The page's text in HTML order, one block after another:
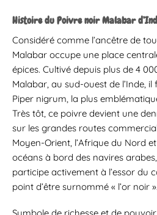
Histoire du Poivre noir Malabar
Considéré comme l’ancêtre de
Malabar occupe une place
épices. Cultivé depuis plus de 4
Malabar, au sud-ouest de l’Inde, il
Piper nigrum, la plus
Très tôt, ce poivre devient une
sur les grandes routes
Moyen-Orient, l’Afrique du Nord
océans à bord des navires
participe activement à l’essor du
point d’être surnommé « l’or noir ».